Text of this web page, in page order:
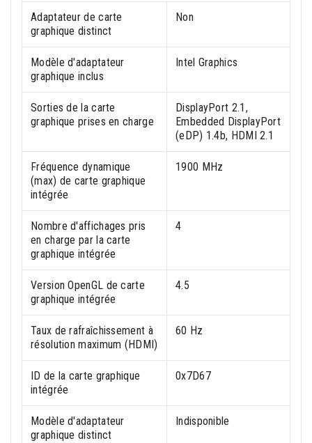
Adaptateur de carte
graphique distinct
Non
Modèle d'adaptateur
graphique inclus
Intel Graphics
Sorties de la carte
graphique prises en charge
DisplayPort 2.1,
Embedded DisplayPort
(eDP) 1.4b, HDMI 2.1
Fréquence dynamique
(max) de carte graphique
intégrée
1900 MHz
Nombre d'affichages pris
en charge par la carte
graphique intégrée
4
Version OpenGL de carte
graphique intégrée
4.5
Taux de rafraîchissement à
résolution maximum (HDMI)
60 Hz
ID de la carte graphique
intégrée
0x7D67
Modèle d'adaptateur
graphique distinct
Indisponible